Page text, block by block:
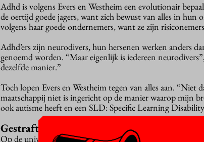
Adhd is volgens Evers en Westheim een evolutionair
de oertijd goede jagers, want zich bewust van alles in hun
volgens haar goede ondernemers, want ze zijn
Adhd’ers zijn neurodivers, hun hersenen werken anders
genoemd worden. “Maar eigenlijk is iedereen
dezelfde manier.”
Toch lopen Evers en Westheim tegen van alles aan.
maatschappij niet is ingericht op de manier waarop mijn
ook autisme heeft en een SLD: Specific Learning
Gestraft
Op de universiteit zouden ze bijvoorbeeld geholpen zijn